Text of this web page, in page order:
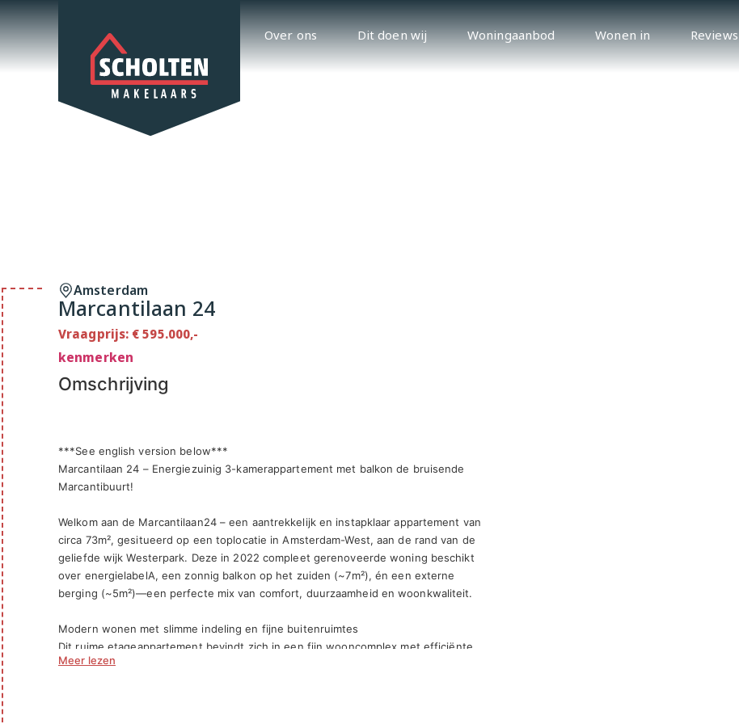
Over ons Dit doen wij Woningaanbod Wonen in Reviews
Amsterdam
Marcantilaan 24
Vraagprijs: € 595.000,-
kenmerken
Omschrijving
***See english version below***
Marcantilaan 24 – Energiezuinig 3-kamerappartement met balkon de bruisende
Marcantibuurt!
Welkom aan de Marcantilaan24 – een aantrekkelijk en instapklaar appartement van
circa 73m², gesitueerd op een toplocatie in Amsterdam-West, aan de rand van de
geliefde wijk Westerpark. Deze in 2022 compleet gerenoveerde woning beschikt
over energielabelA, een zonnig balkon op het zuiden (~7m²), én een externe
berging (~5m²)—een perfecte mix van comfort, duurzaamheid en woonkwaliteit.
Modern wonen met slimme indeling en fijne buitenruimtes
Dit ruime etageappartement bevindt zich in een fijn wooncomplex met efficiënte
indeling en veel lichtinval. Je treft er een lichte woonkamer met open keuken,
Meer lezen